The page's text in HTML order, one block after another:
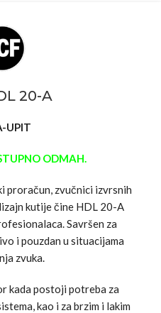
20-A
UPIT
ODMAH.
proračun, zvučnici izvrsnih
kutije čine HDL 20-A
Savršen za
i pouzdan u situacijama
zvuka.
kada postoji potreba za
kao i za brzim i lakim